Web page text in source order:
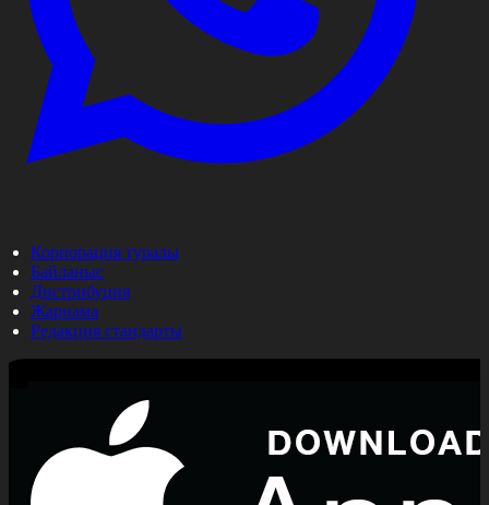
Корпорация туралы
Байланыс
Дистрибуция
Жарнама
Редакция стандарты